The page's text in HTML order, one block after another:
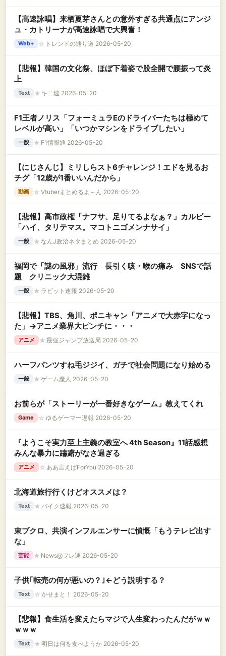
【高速詠唱】来栖夏芽さんとの意外すぎる共通点にアンジ
ュ・カトリーナが高速詠唱で大興奮！
Web+ ☆ トレンドの通り道 2026-05-20
【悲報】韓国の文化祭、ほぼ下着姿で股全開で腰振って炎
上
Text ★ キニ速 2026-05-20
F1王者ノリス「フォーミュラEのドライバーたちは極めて
レベルが高い」「いつかマシンをドライブしたい」
一般 ★ F1情報通 2026-05-20
【にじさんじ】ミリしらスト6チャレンジ！エドを見るお
チグ「12歳が1番いいんだから」
動画 ☆ Vtuberまとめるよ～ん 2026-05-20
【悲報】高市政権「ナフサ、足りてるよなぁ？」カルビー
「ハイ、タリテマス。マコトニゴメンナサイ」
一般 ★ なんJ政治ネタまとめ 2026-05-20
福岡で「謎の風邪」流行 長引く咳・喉の痛み SNSで話
題 クリニック大混雑
一般 ★ ラビット速報 2026-05-20
【悲報】TBS、角川、ポニキャン「アニメで大赤字になっ
た」→アニメ業界大ピンチに・・・
アニメ ★ 最強ジャンプ放送局 2026-05-20
ハーフパンツすね毛ジジイ、ガチで社会問題になり始める
一般 ★ ゲーム魔人 2026-05-20
お前らが「ストーリーが一番好きなゲーム」教えてくれ
Game ☆ ゆるゲーマー遅報 2026-05-20
『ようこそ実力至上主義の教室へ 4th Season』11話感想
みんな暴力に躊躇がなさ過ぎる
アニメ ☆ ああ言えばForYou 2026-05-20
北海道旅行行くけどオススメは？
Text ★ バイク速報 2026-05-20
東ブクロ、共演インフルエンサーに憤慨「もうテレビ出す
な」
芸能 ★ News@フレ速 2026-05-20
子供｢転売の何が悪いの？｣←どう説明する？
Text ☆ かせまと！ 2026-05-20
【悲報】食生活を変えたらマジで人生変わったんだがｗｗ
ｗｗｗ
Text ★ 明日は何を食べようか 2026-05-20